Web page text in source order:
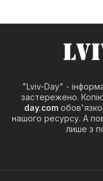
"Lviv-Day" -
застережено.
day.com
нашого ресурсу. А
лише з